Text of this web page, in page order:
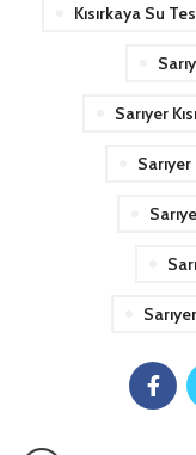
Kısırkaya Su
Sarıyer
Sarıyer